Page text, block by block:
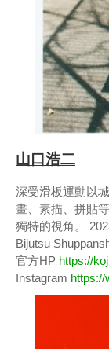
山口浩二
深受滑板運動以
畫、素描、拼貼
獨特的視角。
Bijutsu
官方HP https://
Instagram https://